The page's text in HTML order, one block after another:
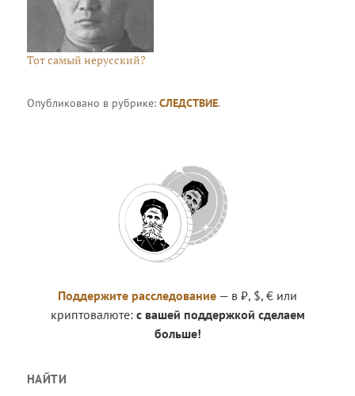
Тот самый нерусский?
Опубликовано в рубрике:СЛЕДСТВИЕ.
Поддержите расследование — в ₽, $, € или
криптовалюте: с вашей поддержкой сделаем
больше!
НАЙТИ